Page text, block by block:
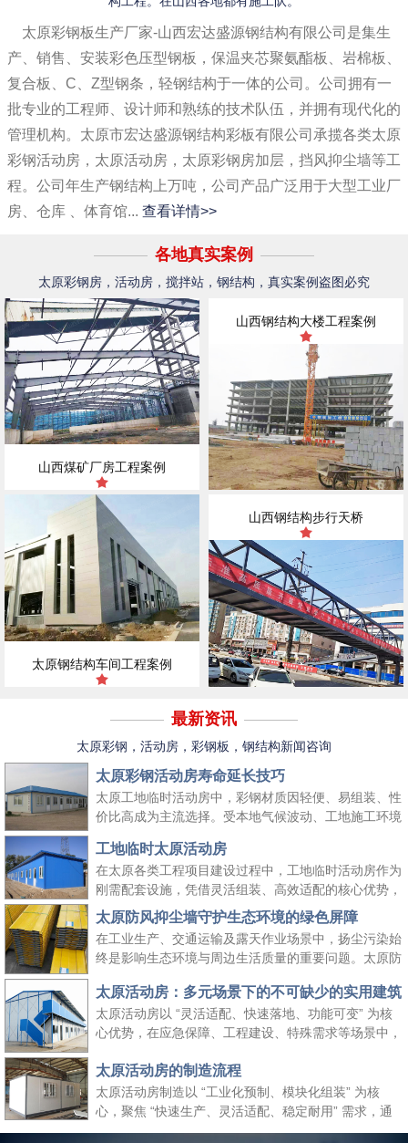
太原彩钢板生产厂家-山西宏达盛源钢结构有限公司是集生
产、销售、安装彩色压型钢板，保温夹芯聚氨酯板、岩棉板、
复合板、C、Z型钢条，轻钢结构于一体的公司。公司拥有一
批专业的工程师、设计师和熟练的技术队伍，并拥有现代化的
管理机构。太原市宏达盛源钢结构彩板有限公司承揽各类太原
彩钢活动房，太原活动房，太原彩钢房加层，挡风抑尘墙等工
程。公司年生产钢结构上万吨，公司产品广泛用于大型工业厂
房、仓库 、体育馆... 查看详情>>
各地真实案例
太原彩钢房，活动房，搅拌站，钢结构，真实案例盗图必究
山西煤矿厂房工程案例
山西钢结构大楼工程案例
太原钢结构车间工程案例
山西钢结构步行天桥
最新资讯
太原彩钢，活动房，彩钢板，钢结构新闻咨询
太原彩钢活动房寿命延长技巧
太原工地临时活动房中，彩钢材质因轻便、易组装、性
价比高成为主流选择。受本地气候波动、工地施工环境
握科学的养护方法，既能延长其使用周期、降低工地周
转成本，又能保障太原工地临时活动房的使用安全，适
配长期施工场景需求。
工地临时太原活动房
在太原各类工程项目建设过程中，工地临时活动房作为
刚需配套设施，凭借灵活组装、高效适配的核心优势，
成为保障施工团队生活与工作的重要空间载体。它既能
快速响应工地临时空间需求，又能适配太原本地气候与
施工场景特点，为工程项目顺利推进提供坚实支撑，同
时契合绿色施工、高效管控的行业理念。
太原防风抑尘墙守护生态环境的绿色屏障
在工业生产、交通运输及露天作业场景中，扬尘污染始
终是影响生态环境与周边生活质量的重要问题。太原防
学的结构设计与实用性能，成为各行各业管控扬尘、践
行绿色发展理念的关键选择，为生态保护与生产安全筑
起双重防线。
太原活动房：多元场景下的不可缺少的实用建筑
太原活动房以 “灵活适配、快速落地、功能可变” 为核
心优势，在应急保障、工程建设、特殊需求等场景中，
决了 “临时使用” 的便捷性需求，更填补了传统建筑在
时效性、灵活性与经济性上的空白，是现代社会应对多
元需求的重要建筑补充。
太原活动房的制造流程
太原活动房制造以 “工业化预制、模块化组装” 为核
心，聚焦 “快速生产、灵活适配、稳定耐用” 需求，通
过标准化流程把控各环节，确保成品满足临时办公、居